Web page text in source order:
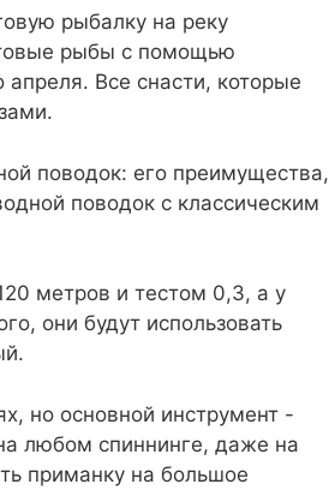
рыбалку на реку
рыбы с помощью
Все снасти, которые
поводок: его преимущества,
поводок с классическим
метров и тестом 0,3, а у
они будут использовать
но основной инструмент -
любом спиннинге, даже на
приманку на большое